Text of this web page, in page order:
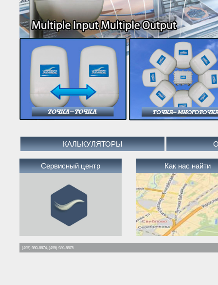
КАЛЬКУЛЯТОРЫ
Сервисный центр Как нас найти
(495) 980-8874, (495) 980-8875